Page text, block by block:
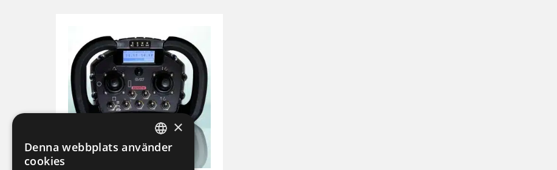
SWEDISH
×
Denna webbplats använder
cookies